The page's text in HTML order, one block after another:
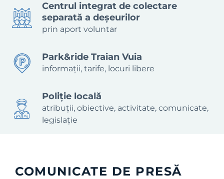
Centrul integrat de colectare
separată a deșeurilor
prin aport voluntar
Park&ride Traian Vuia
informații, tarife, locuri libere
Poliție locală
atribuții, obiective, activitate, comunicate,
legislație
COMUNICATE DE PRESĂ